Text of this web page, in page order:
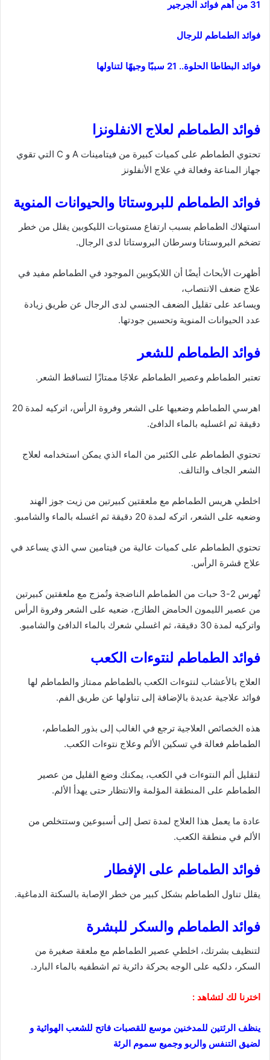
31 من أهم فوائد الجرجير
فوائد الطماطم للرجال
فوائد البطاطا الحلوة.. 21 سببًا وجيهًا لتناولها
فوائد الطماطم لعلاج الانفلونزا
تحتوي الطماطم على كميات كبيرة من فيتامينات A و C التي تقوي
جهاز المناعة وفعالة في علاج الأنفلونز
فوائد الطماطم للبروستاتا والحيوانات المنوية
استهلاك الطماطم بسبب ارتفاع مستويات الليكوبين يقلل من خطر
تضخم البروستاتا وسرطان البروستاتا لدى الرجال.
أظهرت الأبحاث أيضًا أن اللايكوبين الموجود في الطماطم مفيد في
علاج ضعف الانتصاب،
ويساعد على تقليل الضعف الجنسي لدى الرجال عن طريق زيادة
عدد الحيوانات المنوية وتحسين جودتها.
فوائد الطماطم للشعر
تعتبر الطماطم وعصير الطماطم علاجًا ممتازًا لتساقط الشعر.
اهرسي الطماطم وضعيها على الشعر وفروة الرأس، اتركيه لمدة 20
دقيقة ثم اغسليه بالماء الدافئ.
تحتوي الطماطم على الكثير من الماء الذي يمكن استخدامه لعلاج
الشعر الجاف والتالف.
اخلطي هريس الطماطم مع ملعقتين كبيرتين من زيت جوز الهند
وضعيه على الشعر، اتركه لمدة 20 دقيقة ثم اغسله بالماء والشامبو.
تحتوي الطماطم على كميات عالية من فيتامين سي الذي يساعد في
علاج قشرة الرأس.
تُهرس 2-3 حبات من الطماطم الناضجة وتُمزج مع ملعقتين كبيرتين
من عصير الليمون الحامض الطازج، ضعيه على الشعر وفروة الرأس
واتركيه لمدة 30 دقيقة، ثم اغسلي شعرك بالماء الدافئ والشامبو.
فوائد الطماطم لنتوءات الكعب
العلاج بالأعشاب لنتوءات الكعب بالطماطم ممتاز والطماطم لها
فوائد علاجية عديدة بالإضافة إلى تناولها عن طريق الفم.
هذه الخصائص العلاجية ترجع في الغالب إلى بذور الطماطم،
الطماطم فعالة في تسكين الألم وعلاج نتوءات الكعب.
لتقليل ألم النتوءات في الكعب، يمكنك وضع القليل من عصير
الطماطم على المنطقة المؤلمة والانتظار حتى يهدأ الألم.
عادة ما يعمل هذا العلاج لمدة تصل إلى أسبوعين وستتخلص من
الألم في منطقة الكعب.
فوائد الطماطم على الإفطار
يقلل تناول الطماطم بشكل كبير من خطر الإصابة بالسكتة الدماغية.
فوائد الطماطم والسكر للبشرة
لتنظيف بشرتك، اخلطي عصير الطماطم مع ملعقة صغيرة من
السكر، دلكيه على الوجه بحركة دائرية ثم اشطفيه بالماء البارد.
اخترنا لك لتشاهد :
ينظف الرئتين للمدخنين موسع للقصبات فاتح للشعب الهوائية و
لضيق التنفس والربو وجميع سموم الرئة